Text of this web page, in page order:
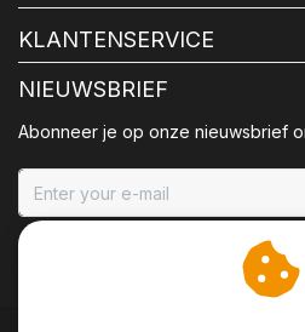
KLANTENSERVICE
NIEUWSBRIEF
Abonneer je op onze nieuwsbrief